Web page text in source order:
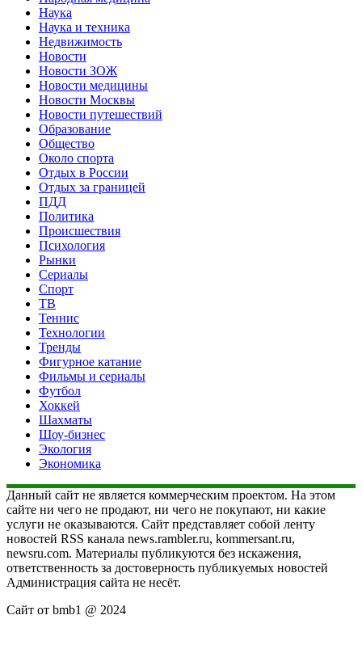
Наука
Наука и техника
Недвижимость
Новости
Новости ЗОЖ
Новости медицины
Новости Москвы
Новости путешествий
Образование
Общество
Около спорта
Отдых в России
Отдых за границей
ПДД
Политика
Происшествия
Психология
Рынки
Сериалы
Спорт
ТВ
Теннис
Технологии
Тренды
Фигурное катание
Фильмы и сериалы
Футбол
Хоккей
Шахматы
Шоу-бизнес
Экология
Экономика
Данный сайт не является коммерческим проектом. На этом
сайте ни чего не продают, ни чего не покупают, ни какие
услуги не оказываются. Сайт представляет собой ленту
новостей RSS канала news.rambler.ru, kommersant.ru,
newsru.com. Материалы публикуются без искажения,
ответственность за достоверность публикуемых новостей
Администрация сайта не несёт.
Сайт от bmb1 @ 2024